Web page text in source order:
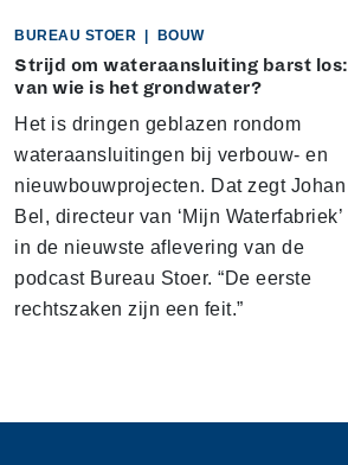
BUREAU STOER BOUW
Strijd om wateraansluiting barst los:
van wie is het grondwater?
Het is dringen geblazen rondom
wateraansluitingen bij verbouw- en
nieuwbouwprojecten. Dat zegt Johan
Bel, directeur van ‘Mijn Waterfabriek’
in de nieuwste aflevering van de
podcast Bureau Stoer. “De eerste
rechtszaken zijn een feit.”